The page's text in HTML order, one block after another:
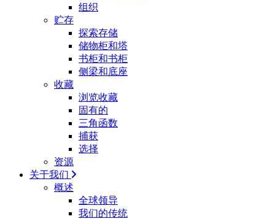
组织
贮存
探索存储
储物柜和塔
书柜和书柜
侧梁和底座
收藏
浏览收藏
固有的
三角函数
捕获
选择
资源
关于我们
概述
全球领导
我们的传统